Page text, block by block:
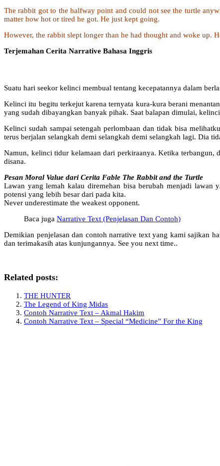
The rabbit got to the halfway point and could not see the turtle
matter how hot or tired he got. He just kept going.
However, the rabbit slept longer than he had thought and woke up.
Terjemahan Cerita Narrative Bahasa Inggris
Suatu hari seekor kelinci membual tentang kecepatannya dalam
Kelinci itu begitu terkejut karena ternyata kura-kura berani
yang sudah dibayangkan banyak pihak. Saat balapan dimulai,
Kelinci sudah sampai setengah perlombaan dan tidak bisa
terus berjalan selangkah demi selangkah demi selangkah lagi. Dia
Namun, kelinci tidur kelamaan dari perkiraanya. Ketika terbangun,
disana.
Pesan Moral Value dari Cerita Fable The Rabbit and the Turtle
Lawan yang lemah kalau diremehan bisa berubah menjadi lawan
potensi yang lebih besar dari pada kita.
Never underestimate the weakest opponent.
Baca juga Narrative Text (Penjelasan Dan Contoh)
Demikian penjelasan dan contoh narrative text yang kami sajikan
dan terimakasih atas kunjungannya. See you next time..
Related posts:
THE HUNTER
The Legend of King Midas
Contoh Narrative Text – Akmal Hakim
Contoh Narrative Text – Special “Medicine” For the King